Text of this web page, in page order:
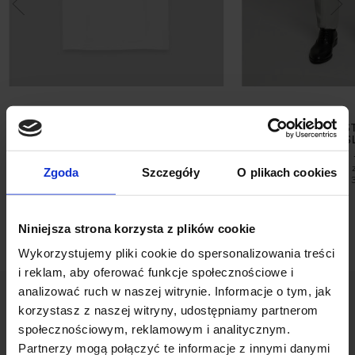
Zgoda Szczegóły O plikach cookies
Niniejsza strona korzysta z plików cookie
Wykorzystujemy pliki cookie do spersonalizowania treści
i reklam, aby oferować funkcje społecznościowe i
analizować ruch w naszej witrynie. Informacje o tym, jak
korzystasz z naszej witryny, udostępniamy partnerom
społecznościowym, reklamowym i analitycznym.
Partnerzy mogą połączyć te informacje z innymi danymi
promocją:
129,00 zł
SPODNIE DO
SZARY
129,00 ZŁ
Najniższa cena
promocją: